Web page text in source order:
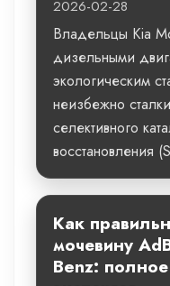
2026-02-28
Владельцы Kia
дизельными
экологическим
неизбежно
селективного
восстановления
Как
мочевину
Benz: